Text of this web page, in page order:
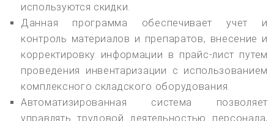
используются скидки.
Данная программа обеспечивает учет и
контроль материалов и препаратов, внесение и
корректировку информации в прайс-лист путем
проведения инвентаризации с использованием
комплексного складского оборудования.
Автоматизированная система позволяет
управлять трудовой деятельностью персонала,